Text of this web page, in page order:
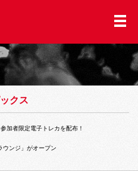
ックス
加者限定電子トレカを配布！
ウンジ」がオープン